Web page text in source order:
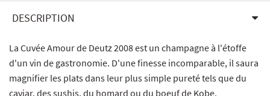
DESCRIPTION
La Cuvée Amour de Deutz 2008 est un champagne à l'étoffe
d'un vin de gastronomie. D'une finesse incomparable, il saura
magnifier les plats dans leur plus simple pureté tels que du
caviar, des sushis, du homard ou du boeuf de Kobe.